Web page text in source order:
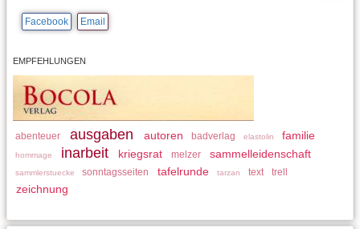
Facebook Email
EMPFEHLUNGEN
abenteuer ausgaben autoren badverlag elastolin familie
hommage inarbeit kriegsrat melzer sammelleidenschaft
sammlerstuecke sonntagsseiten tafelrunde tarzan text trell
zeichnung